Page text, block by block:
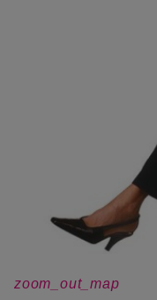
zoom_out_map